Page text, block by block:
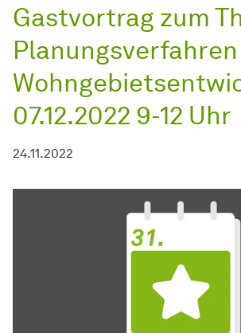
Gastvortrag zum
07.12.2022 9-12 Uhr
24.11.2022